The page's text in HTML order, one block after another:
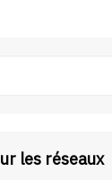
les réseaux